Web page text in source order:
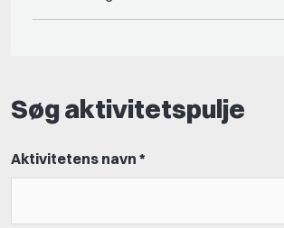
Søg aktivitetspulje
Aktivitetens navn *